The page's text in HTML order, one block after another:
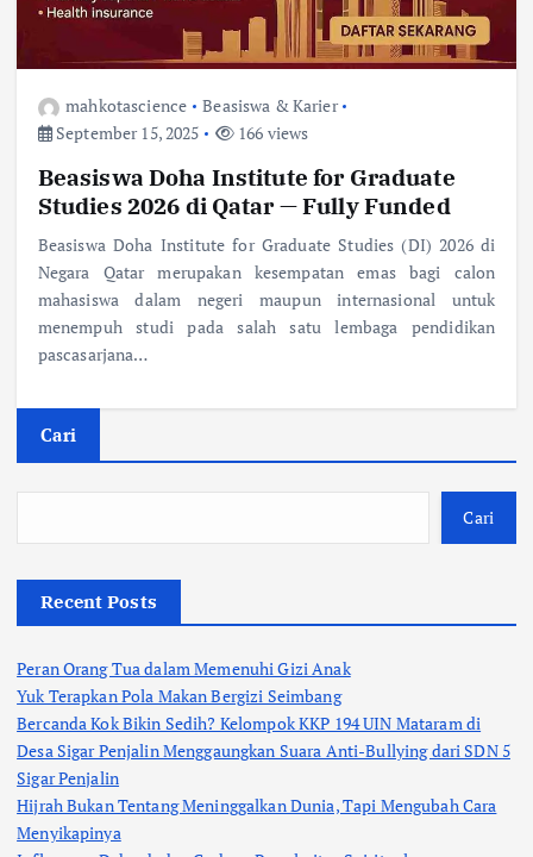
mahkotascience
Beasiswa & Karier
September 15, 2025
166 views
Beasiswa Doha Institute for Graduate
Studies 2026 di Qatar — Fully Funded
Beasiswa Doha Institute for Graduate Studies (DI) 2026 di
Negara Qatar merupakan kesempatan emas bagi calon
mahasiswa dalam negeri maupun internasional untuk
menempuh studi pada salah satu lembaga pendidikan
pascasarjana…
Cari
Cari
Recent Posts
Peran Orang Tua dalam Memenuhi Gizi Anak
Yuk Terapkan Pola Makan Bergizi Seimbang
Bercanda Kok Bikin Sedih? Kelompok KKP 194 UIN Mataram di
Desa Sigar Penjalin Menggaungkan Suara Anti-Bullying dari SDN 5
Sigar Penjalin
Hijrah Bukan Tentang Meninggalkan Dunia, Tapi Mengubah Cara
Menyikapinya